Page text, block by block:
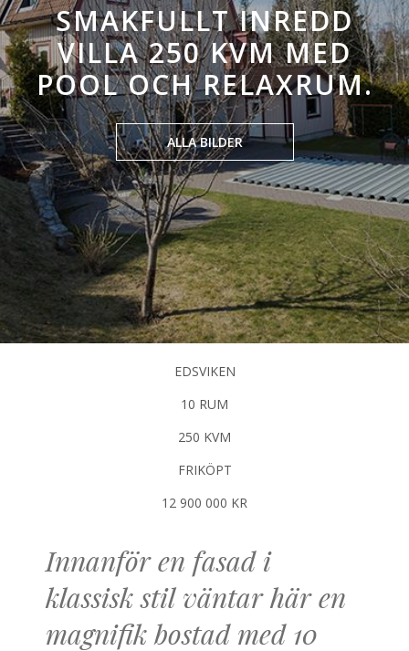
SMAKFULLT INREDD
VILLA 250 KVM MED
POOL OCH RELAXRUM.
ALLA BILDER
EDSVIKEN
10 RUM
250 KVM
FRIKÖPT
12 900 000 KR
Innanför en fasad i
klassisk stil väntar här en
magnifik bostad med 10